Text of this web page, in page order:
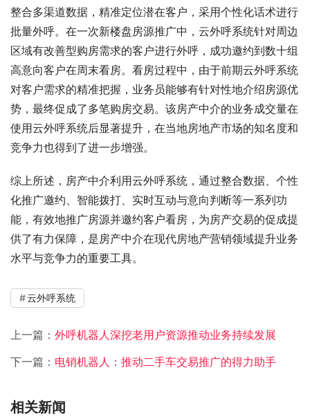
整合多渠道数据，精准定位潜在客户，采用个性化话术进行
批量外呼。在一次新楼盘房源推广中，云外呼系统针对周边
区域有改善型购房需求的客户进行外呼，成功邀约到数十组
高意向客户在周末看房。看房过程中，由于前期云外呼系统
对客户需求的精准把握，业务员能够有针对性地介绍房源优
势，最终促成了多笔购房交易。该房产中介的业务成交量在
使用云外呼系统后显著提升，在当地房地产市场的知名度和
竞争力也得到了进一步增强。
综上所述，房产中介利用云外呼系统，通过整合数据、个性
化推广邀约、智能拨打、实时互动与意向判断等一系列功
能，有效地推广房源并邀约客户看房，为房产交易的促成提
供了有力保障，是房产中介在现代房地产营销领域提升业务
水平与竞争力的重要工具。
云外呼系统
上一篇： 外呼机器人深挖老用户资源推动业务持续发展
下一篇： 电销机器人：推动二手车交易推广的得力助手
相关新闻